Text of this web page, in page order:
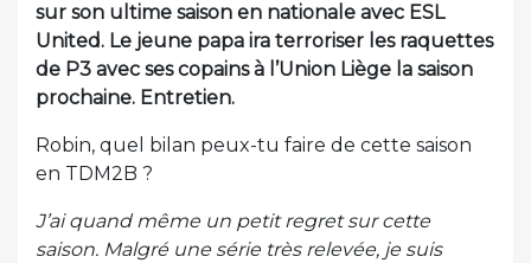
sur son ultime saison en nationale avec ESL
United. Le jeune papa ira terroriser les raquettes
de P3 avec ses copains à l’Union Liège la saison
prochaine. Entretien.
Robin, quel bilan peux-tu faire de cette saison
en TDM2B ?
J’ai quand même un petit regret sur cette
saison. Malgré une série très relevée, je suis